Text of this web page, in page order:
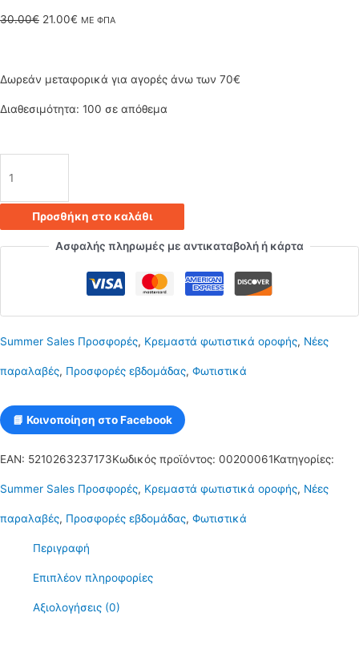
30.00€ Original
was:
30.00€.
21.00€ Η
τιμή
είναι:
ΜΕ ΦΠΑ
Δωρεάν μεταφορικά για αγορές άνω των 70€
Διαθεσιμότητα: 100 σε απόθεμα
οροφής
μπάλα
και
λάμπα
g9
serenity
64
ποσότητα
Προσθήκη στο καλάθι
Ασφαλής πληρωμές με αντικαταβολή ή κάρτα
Summer Sales Προσφορές, Κρεμαστά φωτιστικά οροφής, Νέες
παραλαβές, Προσφορές εβδομάδας, Φωτιστικά
📘 Κοινοποίηση στο Facebook
EAN: 5210263237173Κωδικός προϊόντος: 00200061Κατηγορίες:
Summer Sales Προσφορές, Κρεμαστά φωτιστικά οροφής, Νέες
παραλαβές, Προσφορές εβδομάδας, Φωτιστικά
Περιγραφή
Επιπλέον πληροφορίες
Αξιολογήσεις (0)